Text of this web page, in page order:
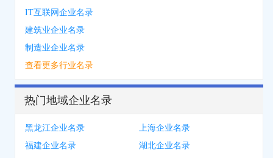
IT互联网企业名录
建筑业企业名录
制造业企业名录
查看更多行业名录
热门地域企业名录
黑龙江企业名录
上海企业名录
福建企业名录
湖北企业名录